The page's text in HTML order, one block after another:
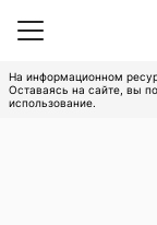
На информационном
Оставаясь на сайте, вы
использование.